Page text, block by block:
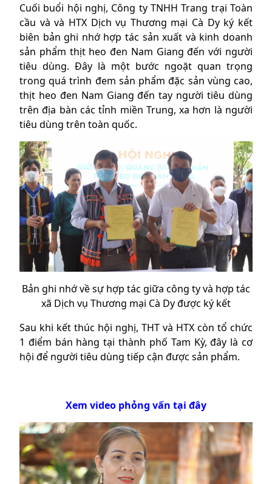
Cuối buổi hội nghị, Công ty TNHH Trang trại Toàn
cầu và và HTX Dịch vụ Thương mại Cà Dy ký kết
biên bản ghi nhớ hợp tác sản xuất và kinh doanh
sản phẩm thịt heo đen Nam Giang đến với người
tiêu dùng. Đây là một bước ngoặt quan trọng
trong quá trình đem sản phẩm đặc sản vùng cao,
thịt heo đen Nam Giang đến tay người tiêu dùng
trên địa bàn các tỉnh miền Trung, xa hơn là người
tiêu dùng trên toàn quốc.
Bản ghi nhớ về sự hợp tác giữa công ty và hợp tác
xã Dịch vụ Thương mại Cà Dy được ký kết
Sau khi kết thúc hội nghị, THT và HTX còn tổ chức
1 điểm bán hàng tại thành phố Tam Kỳ, đây là cơ
hội để người tiêu dùng tiếp cận được sản phẩm.
Xem video phỏng vấn tại đây